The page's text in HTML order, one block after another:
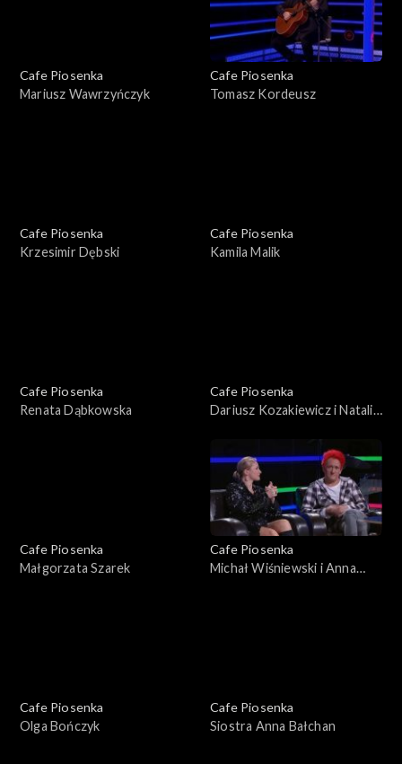
Cafe Piosenka
Mariusz Wawrzyńczyk
Cafe Piosenka
Tomasz Kordeusz
Cafe Piosenka
Krzesimir Dębski
Cafe Piosenka
Kamila Malik
Cafe Piosenka
Renata Dąbkowska
Cafe Piosenka
Dariusz Kozakiewicz i Natalia
Cafe Piosenka
Małgorzata Szarek
Cafe Piosenka
Michał Wiśniewski i Anna
Cafe Piosenka
Olga Bończyk
Cafe Piosenka
Siostra Anna Bałchan